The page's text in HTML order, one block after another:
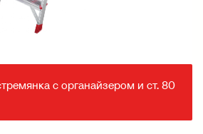
с органайзером и ст. 80